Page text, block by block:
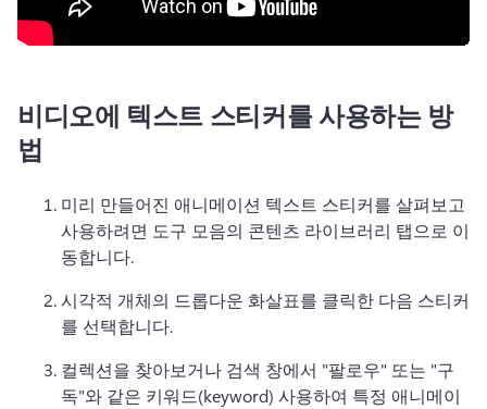
비디오에 텍스트 스티커를 사용하는 방
법
미리 만들어진 애니메이션 텍스트 스티커를 살펴보고
사용하려면 도구 모음의 콘텐츠 라이브러리 탭으로 이
동합니다.
시각적 개체의 드롭다운 화살표를 클릭한 다음 스티커
를 선택합니다.
컬렉션을 찾아보거나 검색 창에서 "팔로우" 또는 "구
독"와 같은 키워드(keyword) 사용하여 특정 애니메이